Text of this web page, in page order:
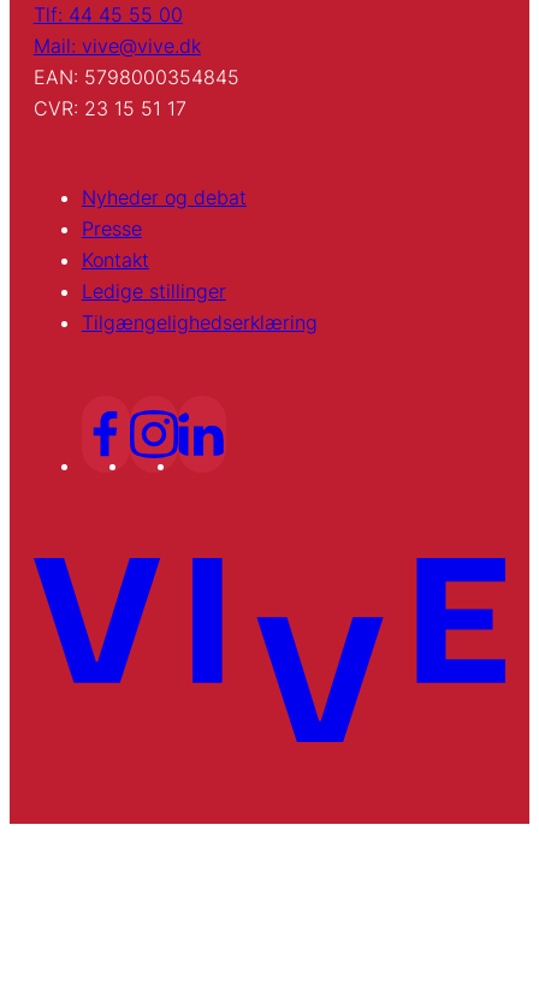
Tlf: 44 45 55 00
Mail: vive@vive.dk
EAN: 5798000354845
CVR: 23 15 51 17
Nyheder og debat
Presse
Kontakt
Ledige stillinger
Tilgængelighedserklæring